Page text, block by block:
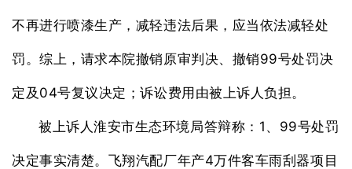
不再进行喷漆生产，减轻违法后果，应当依法减轻处
罚。综上，请求本院撤销原审判决、撤销99号处罚决
定及 04号复议决定；诉讼费用由被上诉人负担。
被上诉人淮安市生态环境局答辩称： 1 、 99号处罚
决定事实清楚。飞翔汽配厂年产4万件客车雨刮器项目